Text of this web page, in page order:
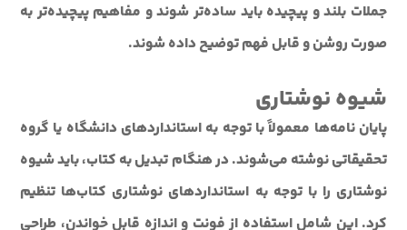
جملات بلند و پیچیده باید ساده‌تر شوند و مفاهیم پیچیده‌تر به
صورت روشن و قابل فهم توضیح داده شوند.
شیوه نوشتاری
پایان نامه‌ها معمولاً با توجه به استانداردهای دانشگاه یا گروه
تحقیقاتی نوشته می‌شوند. در هنگام تبدیل به کتاب، باید شیوه
نوشتاری را با توجه به استانداردهای نوشتاری کتاب‌ها تنظیم
کرد. این شامل استفاده از فونت و اندازه قابل خواندن، طراحی